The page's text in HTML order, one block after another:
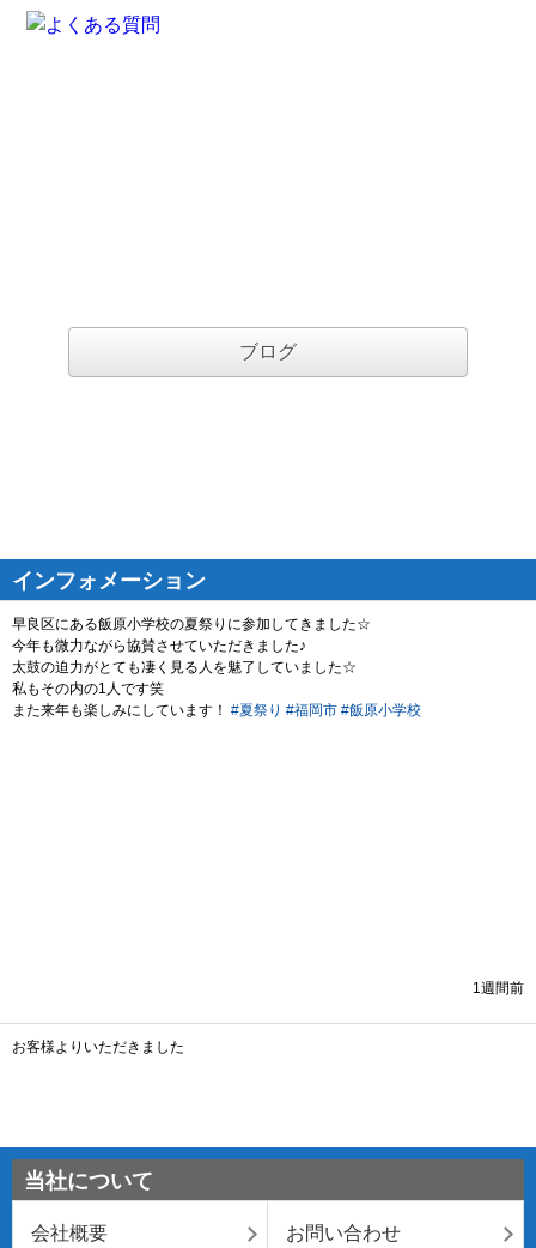
ブログ
インフォメーション
当社について
会社概要 お問い合わせ